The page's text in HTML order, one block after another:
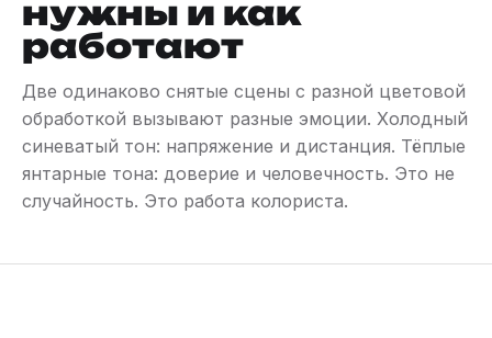
нужны и как
работают
Две одинаково снятые сцены с разной цветовой
обработкой вызывают разные эмоции. Холодный
синеватый тон: напряжение и дистанция. Тёплые
янтарные тона: доверие и человечность. Это не
случайность. Это работа колориста.